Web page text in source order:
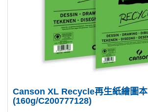
Canson XL Recycle再生紙繪圖本
(160g/C200777128)